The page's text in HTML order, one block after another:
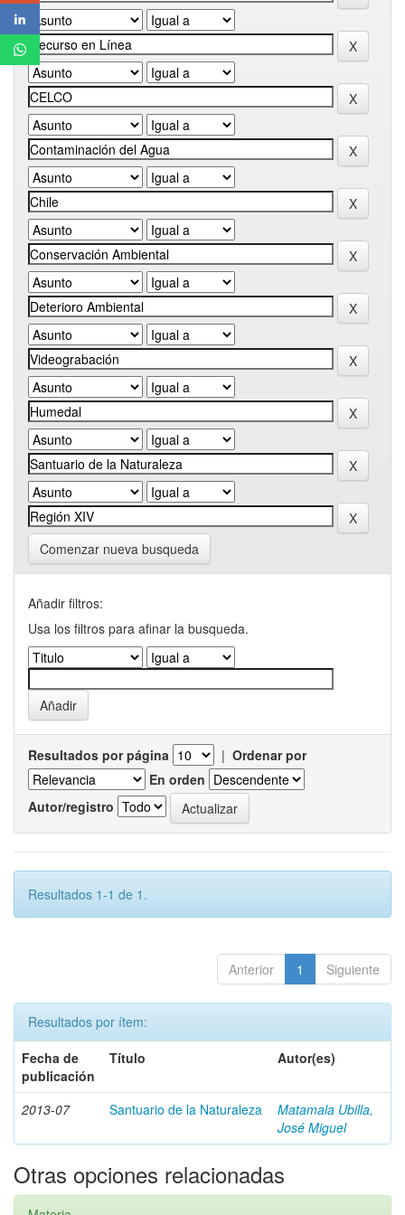
Comenzar nueva busqueda
Añadir filtros:
Usa los filtros para afinar la busqueda.
Resultados por página | Ordenar por
En orden
Autor/registro
Resultados 1-1 de 1.
Anterior 1 Siguiente
Resultados por ítem:
Fecha de
publicación
Título Autor(es)
2013-07 Santuario de la Naturaleza
Matamala Ubilla,
José Miguel
Otras opciones relacionadas